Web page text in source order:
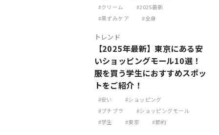
クリーム
2025最新
黒ずみケア
全身
トレンド
【2025年最新】東京にある安
いショッピングモール10選！
服を買う学生におすすめスポッ
トをご紹介！
安い
ショッピング
プチプラ
ショッピングモール
学生
東京 節約